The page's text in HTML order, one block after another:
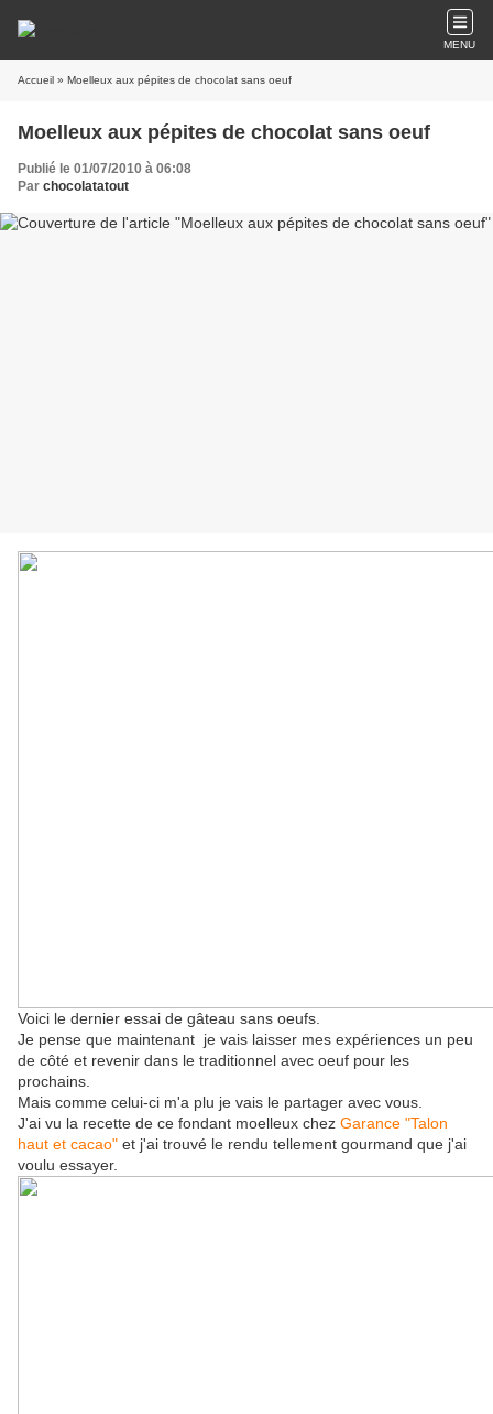
MENU
Accueil » Moelleux aux pépites de chocolat sans oeuf
Moelleux aux pépites de chocolat sans oeuf
Publié le 01/07/2010 à 06:08
Par chocolatatout
Voici le dernier essai de gâteau sans oeufs.
Je pense que maintenant je vais laisser mes expériences un peu
de côté et revenir dans le traditionnel avec oeuf pour les
prochains.
Mais comme celui-ci m'a plu je vais le partager avec vous.
J'ai vu la recette de ce fondant moelleux chez Garance "Talon
haut et cacao" et j'ai trouvé le rendu tellement gourmand que j'ai
voulu essayer.